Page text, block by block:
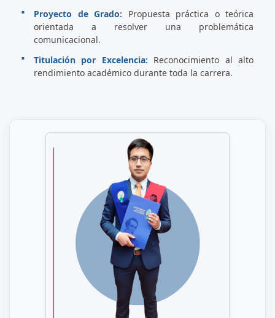
Proyecto de Grado: Propuesta práctica o teórica
orientada a resolver una problemática
comunicacional.
Titulación por Excelencia: Reconocimiento al alto
rendimiento académico durante toda la carrera.